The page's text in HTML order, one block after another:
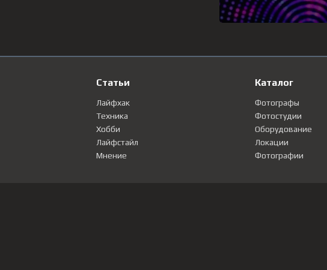
Статьи
Лайфхак
Техника
Хобби
Лайфстайл
Мнение
Каталог
Фотографы
Фотостудии
Оборудование
Локации
Фотографии